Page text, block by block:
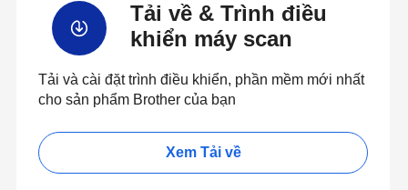
Tải về & Trình điều
khiển máy scan
Tải và cài đặt trình điều khiển, phần mềm mới nhất
cho sản phẩm Brother của bạn
Xem Tải về